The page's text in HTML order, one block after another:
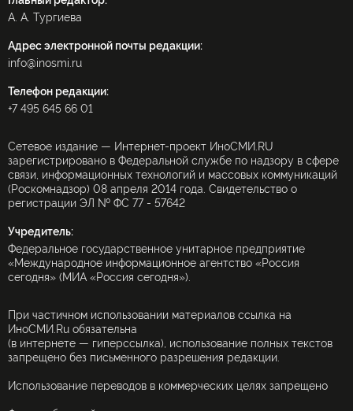
А. А. Тургиева
Адрес электронной почты редакции:
info@inosmi.ru
Телефон редакции:
+7 495 645 66 01
Сетевое издание — Интернет-проект ИноСМИ.RU
зарегистрировано в Федеральной службе по надзору в сфере
связи, информационных технологий и массовых коммуникаций
(Роскомнадзор) 08 апреля 2014 года. Свидетельство о
регистрации ЭЛ № ФС 77 - 57642
Учредитель:
Федеральное государственное унитарное предприятие
«Международное информационное агентство «Россия
сегодня» (МИА «Россия сегодня»).
При частичном использовании материалов ссылка на
ИноСМИ.Ru обязательна
(в интернете — гиперссылка), использование полных текстов
запрещено без письменного разрешения редакции.
Использование переводов в коммерческих целях запрещено